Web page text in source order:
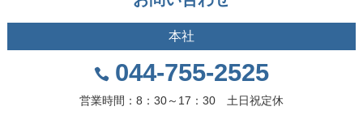
本社
044-755-2525
営業時間：8：30～17：30 土日祝定休